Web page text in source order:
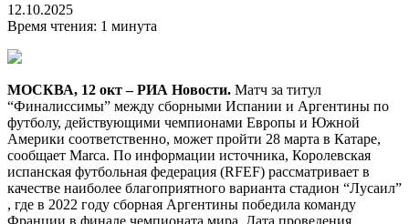
12.10.2025
Время чтения: 1 минута
МОСКВА, 12 окт – РИА Новости. Матч за титул
“Финалиссимы” между сборными Испании и Аргентины по
футболу, действующими чемпионами Европы и Южной
Америки соответственно, может пройти 28 марта в Катаре,
сообщает Marca. По информации источника, Королевская
испанская футбольная федерация (RFEF) рассматривает в
качестве наиболее благоприятного варианта стадион “Лусаил”
, где в 2022 году сборная Аргентины победила команду
Франции в финале чемпионата мира. Дата проведения